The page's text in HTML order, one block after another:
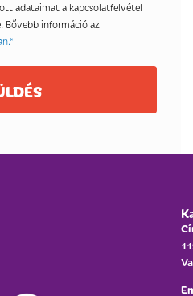
adataimat a kapcsolatfelvétel
Bővebb információ az